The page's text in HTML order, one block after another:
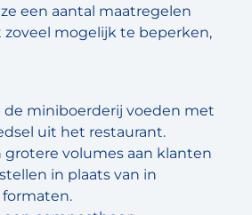
een aantal maatregelen
mogelijk te beperken,
de miniboerderij voeden met
uit het restaurant.
grotere volumes aan klanten
in plaats van in